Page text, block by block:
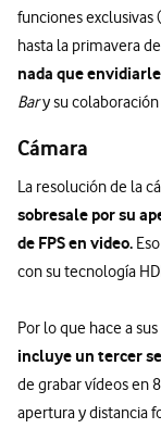
funciones exclusivas
hasta la primavera
nada que
Bary su
Cámara
La resolución de la
sobresale por su
de FPS en video.
con su tecnología
Por lo que hace a
incluye un tercer
de grabar vídeos en
apertura y distancia